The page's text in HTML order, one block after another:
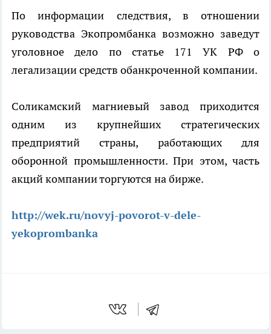
По информации следствия, в отношении
руководства Экопромбанка возможно заведут
уголовное дело по статье 171 УК РФ о
легализации средств обанкроченной компании.
Соликамский магниевый завод приходится
одним из крупнейших стратегических
предприятий страны, работающих для
оборонной промышленности. При этом, часть
акций компании торгуются на бирже.
http://wek.ru/novyj-povorot-v-dele-
yekoprombanka